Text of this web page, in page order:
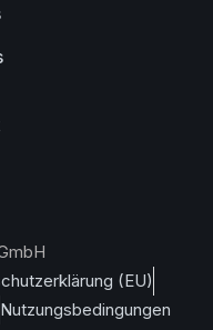
(EU)
Nutzungsbedingungen